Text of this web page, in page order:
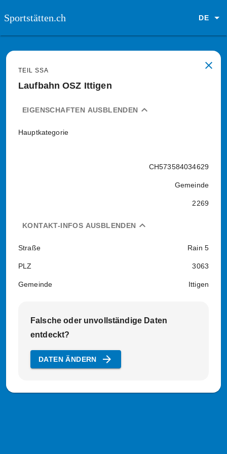
Sportstätten.ch DE
close
TEIL SSA
Laufbahn OSZ Ittigen
expand_less
EIGENSCHAFTEN AUSBLENDEN
Hauptkategorie
CH573584034629
Gemeinde
2269
expand_less
KONTAKT-INFOS AUSBLENDEN
Straße Rain 5
PLZ 3063
Gemeinde Ittigen
Falsche oder unvollständige Daten
entdeckt?
arrow_forward
DATEN ÄNDERN